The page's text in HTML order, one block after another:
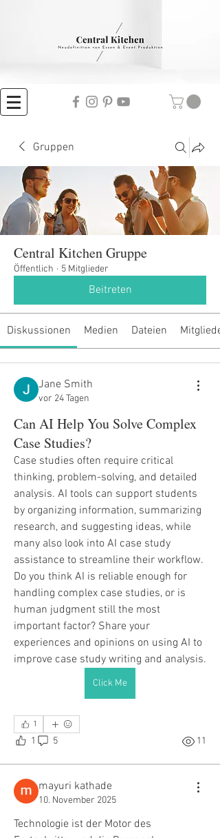
Gruppen
Central Kitchen Gruppe
Öffentlich · 5 Mitglieder
Beitreten
Diskussionen Medien Dateien Mitglieder
Jane Smith
vor 24 Tagen
Can AI Help You Solve Complex
Case Studies?
Case studies often require critical
thinking, problem-solving, and detailed
analysis. AI tools can support students
by organizing information, summarizing
research, and suggesting ideas, while
many also look into AI case study
assistance to streamline their workflow.
Do you think AI is reliable enough for
handling complex case studies, or is
human judgment still the most
important factor? Share your
experiences and opinions on using AI to
improve case study writing and analysis.
Click Me
1
1 5 11
mayuri kathade
10. November 2025
Technologie ist der Motor des